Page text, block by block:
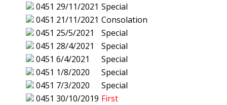
0451 29/11/2021 Special
0451 21/11/2021 Consolation
0451 25/5/2021
Special
0451 28/4/2021
Special
0451 6/4/2021
Special
0451 1/8/2020
Special
0451 7/3/2020
Special
0451 30/10/2019 First